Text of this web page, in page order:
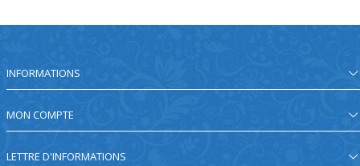
INFORMATIONS
MON COMPTE
LETTRE D'INFORMATIONS